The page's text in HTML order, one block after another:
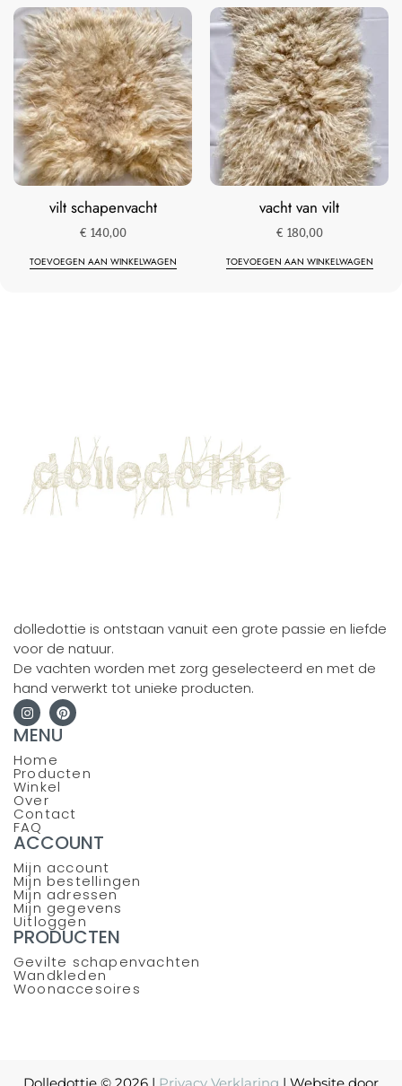
vilt schapenvacht
€ 140,00
TOEVOEGEN AAN WINKELWAGEN
vacht van vilt
€ 180,00
TOEVOEGEN AAN WINKELWAGEN
dolledottie is ontstaan vanuit een grote passie en liefde
voor de natuur.
De vachten worden met zorg geselecteerd en met de
hand verwerkt tot unieke producten.
MENU
Home
Producten
Winkel
Over
Contact
FAQ
ACCOUNT
Mijn account
Mijn bestellingen
Mijn adressen
Mijn gegevens
Uitloggen
PRODUCTEN
Gevilte schapenvachten
Wandkleden
Woonaccesoires